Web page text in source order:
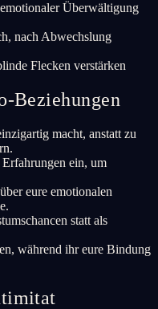
Überwältigung
nach Abwechslung
Flecken verstärken
Beziehungen
macht, anstatt zu
ein, um
eure emotionalen
statt als
während ihr eure Bindung